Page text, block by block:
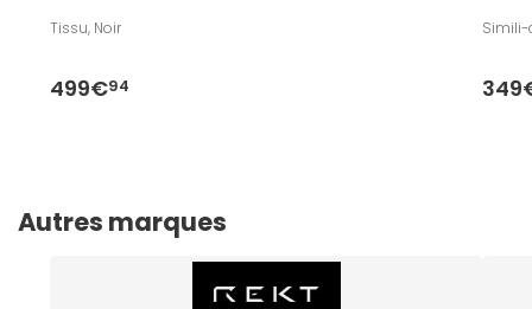
Tissu, Noir
499€94
Simili-
Autres marques